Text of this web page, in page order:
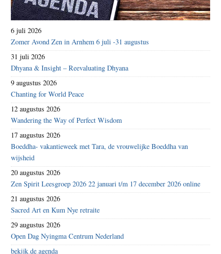
6 juli 2026
Zomer Avond Zen in Arnhem 6 juli -31 augustus
31 juli 2026
Dhyana & Insight – Reevaluating Dhyana
9 augustus 2026
Chanting for World Peace
12 augustus 2026
Wandering the Way of Perfect Wisdom
17 augustus 2026
Boeddha- vakantieweek met Tara, de vrouwelijke Boeddha van
wijsheid
20 augustus 2026
Zen Spirit Leesgroep 2026 22 januari t/m 17 december 2026 online
21 augustus 2026
Sacred Art en Kum Nye retraite
29 augustus 2026
Open Dag Nyingma Centrum Nederland
bekijk de agenda